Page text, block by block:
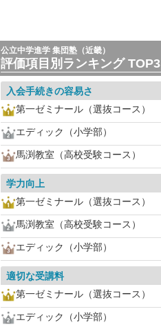
公立中学進学 集団塾（近畿）
評価項目別ランキング TOP3
入会手続きの容易さ
第一ゼミナール（選抜コース）
エディック（小学部）
馬渕教室（高校受験コース）
学力向上
第一ゼミナール（選抜コース）
馬渕教室（高校受験コース）
エディック（小学部）
適切な受講料
第一ゼミナール（選抜コース）
エディック（小学部）